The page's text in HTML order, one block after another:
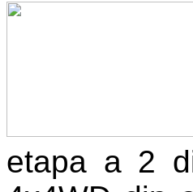
etapa a 2